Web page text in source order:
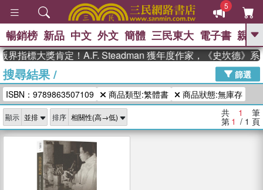
5
GO
The Odyssey 、
父親節 、 如果歷史是一群喵 、 暑期
推薦 、 國際布克獎 臺灣漫遊錄 、
念華 、 台灣的李登輝時代 、 數學女
孩：黎曼猜想
偉大的迷走神經
暢銷榜 新品 中文 外文 簡體 三民東大 電子書 親子
界指標大獎肯定！A.F. Steadman 獲年度作家，《史坎德》系
搜尋結果/
篩選
ISBN：9789863507109
商品類型:繁體書 商品狀態:無庫存
顯示 排序 共 1 筆
第 1 / 1 頁